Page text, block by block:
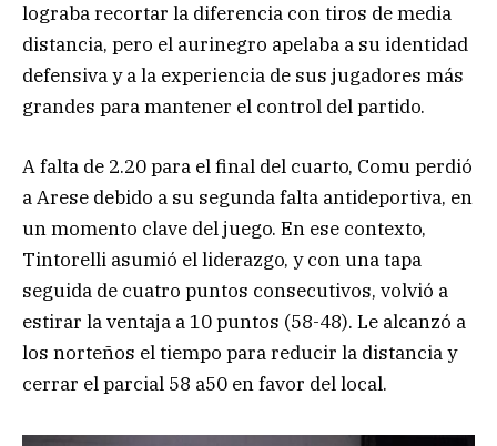
lograba recortar la diferencia con tiros de media
distancia, pero el aurinegro apelaba a su identidad
defensiva y a la experiencia de sus jugadores más
grandes para mantener el control del partido.
A falta de 2.20 para el final del cuarto, Comu perdió
a Arese debido a su segunda falta antideportiva, en
un momento clave del juego. En ese contexto,
Tintorelli asumió el liderazgo, y con una tapa
seguida de cuatro puntos consecutivos, volvió a
estirar la ventaja a 10 puntos (58-48). Le alcanzó a
los norteños el tiempo para reducir la distancia y
cerrar el parcial 58 a50 en favor del local.